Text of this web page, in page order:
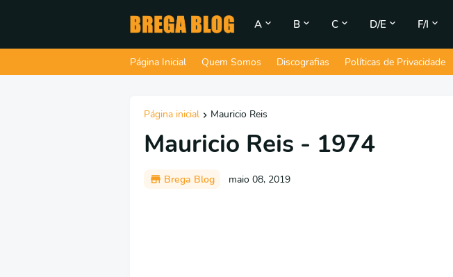
A B C D/E F/I
Página Inicial Quem Somos Discografias Políticas de Privacidade
Página inicial Mauricio Reis
Mauricio Reis - 1974
Brega Blog maio 08, 2019